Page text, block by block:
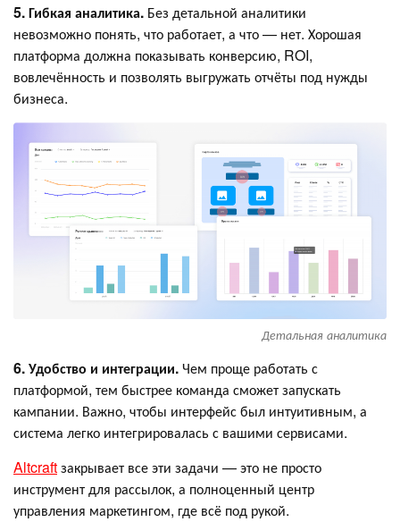
5. Гибкая аналитика. Без детальной аналитики
невозможно понять, что работает, а что — нет. Хорошая
платформа должна показывать конверсию, ROI,
вовлечённость и позволять выгружать отчёты под нужды
бизнеса.
Детальная аналитика
6. Удобство и интеграции.Чем проще работать с
платформой, тем быстрее команда сможет запускать
кампании. Важно, чтобы интерфейс был интуитивным, а
система легко интегрировалась с вашими сервисами.
Altcraftзакрывает все эти задачи — это не просто
инструмент для рассылок, а полноценный центр
управления маркетингом, где всё под рукой.